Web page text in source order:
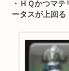
・ＨＱかつマ
ータスが上回る